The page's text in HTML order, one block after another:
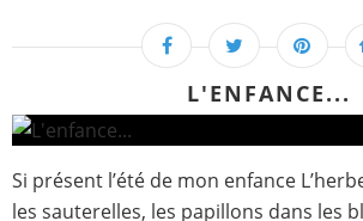
L'ENFANCE...
Si présent l’été de mon enfance
les sauterelles, les papillons dans les